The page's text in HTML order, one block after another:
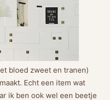
bloed zweet en tranen)
Echt een item wat
ik ben ook wel een beetje